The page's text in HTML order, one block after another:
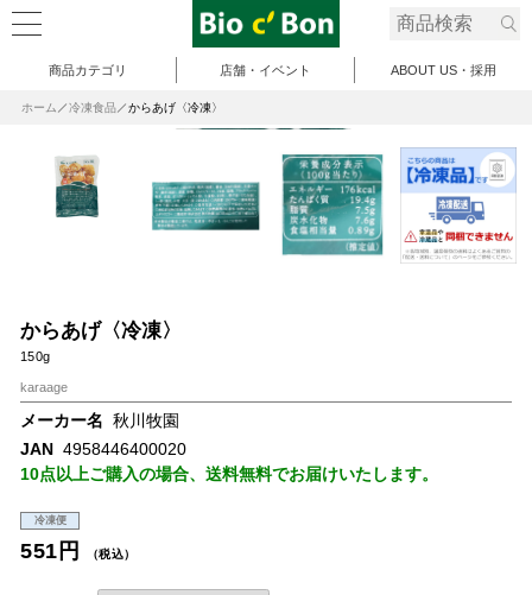
商品カテゴリ 店舗・イベント ABOUT US・採用
ホーム 冷凍食品 からあげ〈冷凍〉
からあげ〈冷凍〉
150g
karaage
メーカー名 秋川牧園
JAN 4958446400020
10点以上ご購入の場合、送料無料でお届けいたします。
冷凍便
551円 （税込）